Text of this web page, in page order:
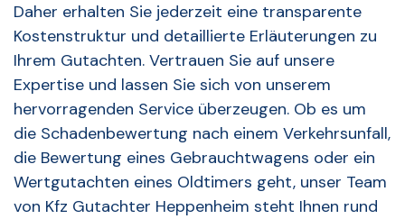
Daher erhalten Sie jederzeit eine transparente
Kostenstruktur und detaillierte Erläuterungen zu
Ihrem Gutachten. Vertrauen Sie auf unsere
Expertise und lassen Sie sich von unserem
hervorragenden Service überzeugen. Ob es um
die Schadenbewertung nach einem Verkehrsunfall,
die Bewertung eines Gebrauchtwagens oder ein
Wertgutachten eines Oldtimers geht, unser Team
von Kfz Gutachter Heppenheim steht Ihnen rund